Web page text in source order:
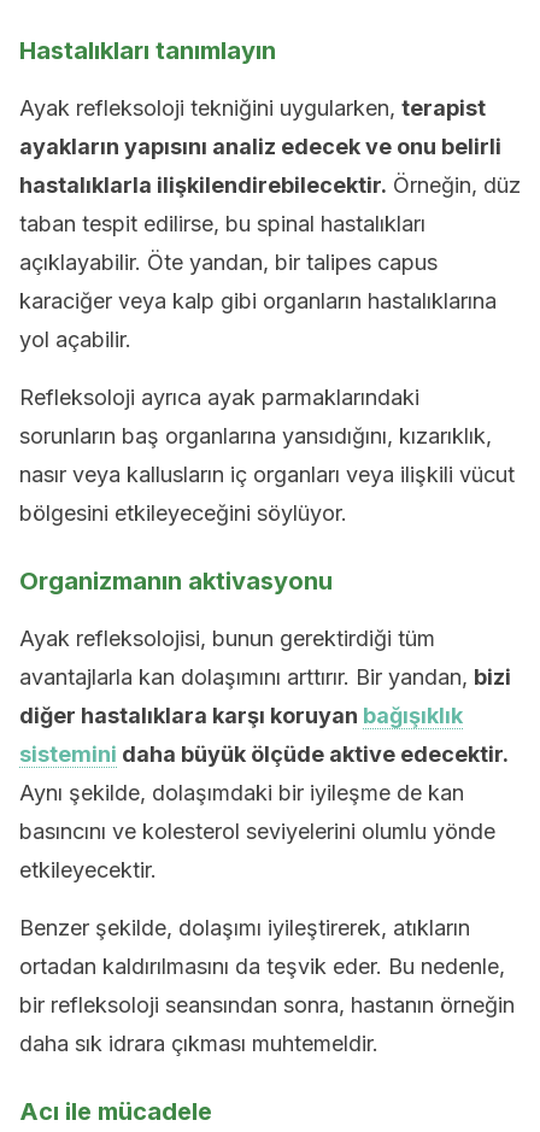
Hastalıkları tanımlayın
Ayak refleksoloji tekniğini uygularken, terapist
ayakların yapısını analiz edecek ve onu belirli
hastalıklarla ilişkilendirebilecektir. Örneğin, düz
taban tespit edilirse, bu spinal hastalıkları
açıklayabilir. Öte yandan, bir talipes capus
karaciğer veya kalp gibi organların hastalıklarına
yol açabilir.
Refleksoloji ayrıca ayak parmaklarındaki
sorunların baş organlarına yansıdığını, kızarıklık,
nasır veya kallusların iç organları veya ilişkili vücut
bölgesini etkileyeceğini söylüyor.
Organizmanın aktivasyonu
Ayak refleksolojisi, bunun gerektirdiği tüm
avantajlarla kan dolaşımını arttırır. Bir yandan, bizi
diğer hastalıklara karşı koruyan bağışıklık
sistemini daha büyük ölçüde aktive edecektir.
Aynı şekilde, dolaşımdaki bir iyileşme de kan
basıncını ve kolesterol seviyelerini olumlu yönde
etkileyecektir.
Benzer şekilde, dolaşımı iyileştirerek, atıkların
ortadan kaldırılmasını da teşvik eder. Bu nedenle,
bir refleksoloji seansından sonra, hastanın örneğin
daha sık idrara çıkması muhtemeldir.
Acı ile mücadele